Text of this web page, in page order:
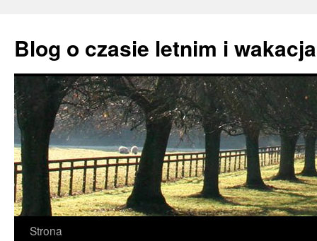
treści
Blog o czasie letnim i
Strona